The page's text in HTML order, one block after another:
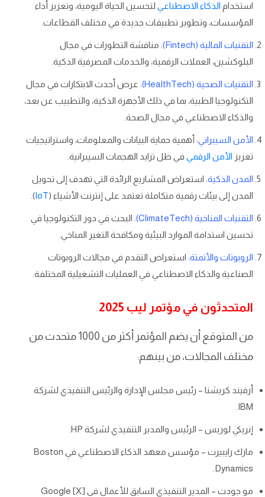
استخدام الذكاء الاصطناعي لتحسين الحياة اليومية، وتعزيز أداء
المؤسسات، وتطوير تطبيقات جديدة في مختلف القطاعات.
التقنيات المالية (Fintech)
: مناقشة التطورات في مجال
البلوكشين، العملات الرقمية، والخدمات المصرفية الذكية.
التقنيات الصحية (HealthTech)
: عرض أحدث الابتكارات في مجال
التكنولوجيا الطبية، بما في ذلك الأجهزة الذكية، والتطبيب عن بعد،
والذكاء الاصطناعي في مجال الصحة.
الأمن السيبراني: أهمية حماية البيانات والمعلومات، واستراتيجيات
تعزيز الأمن الرقمي في ظل تزايد الهجمات السيبرانية.
المدن الذكية: استعراض المشاريع الرائدة التي تهدف إلى تحويل
المدن إلى بيئات رقمية متكاملة تعتمد على إنترنت الأشياء (IoT
).
التقنيات المناخية (ClimateTech)
: البحث في دور التكنولوجيا في
تحسين استدامة الموارد البيئية ومكافحة التغير المناخي.
الروبوتات والأتمتة: استعراض التقدم في مجالات الروبوتات
الصناعية والذكاء الاصطناعي في العمليات التشغيلية المختلفة.
المتحدثون في مؤتمر ليب 2025
من المتوقع أن يضم المؤتمر أكثر من 1000 متحدث من
مختلف المجالات، من بينهم:
أرفيند كريشنا – رئيس مجلس الإدارة والرئيس التنفيذي لشركة
IBM.
إنريكي لوريس – الرئيس والمدير التنفيذي لشركة HP.
مارك رايبيرت – مؤسس معهد الذكاء الاصطناعي في Boston
Dynamics.
مو جودت – المدير التنفيذي السابق للأعمال في Google [X]